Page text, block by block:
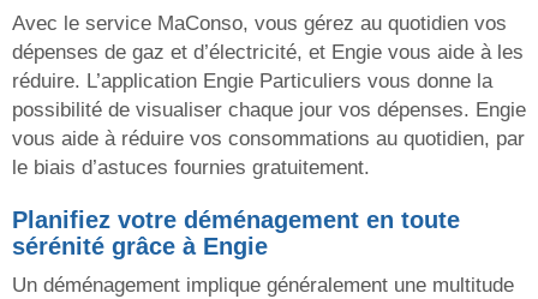
Avec le service MaConso, vous gérez au quotidien vos
dépenses de gaz et d’électricité, et Engie vous aide à les
réduire. L’application Engie Particuliers vous donne la
possibilité de visualiser chaque jour vos dépenses. Engie
vous aide à réduire vos consommations au quotidien, par
le biais d’astuces fournies gratuitement.
Planifiez votre déménagement en toute
sérénité grâce à Engie
Un déménagement implique généralement une multitude